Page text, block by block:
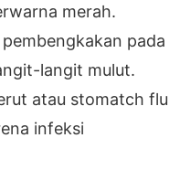
merah.
pada
langit mulut.
atau stomatch flu
infeksi